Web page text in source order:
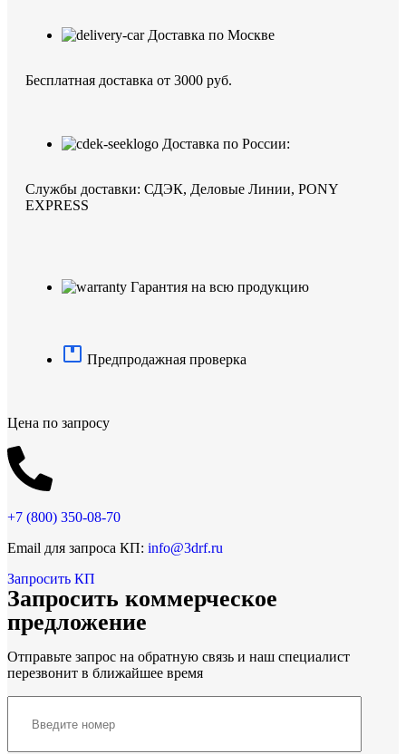
Доставка по Москве
Бесплатная доставка от 3000 руб.
Доставка по России:
Службы доставки: СДЭК, Деловые Линии, PONY
EXPRESS
Гарантия на всю продукцию
Предпродажная проверка
Цена по запросу
+7 (800) 350-08-70
Email для запроса КП: info@3drf.ru
Запросить КП
Запросить коммерческое
предложение
Отправьте запрос на обратную связь и наш специалист
перезвонит в ближайшее время